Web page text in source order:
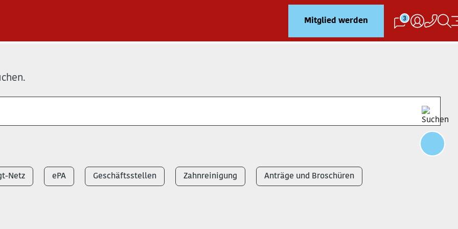
Mitglied werden 3
Netz ePA Geschäftsstellen Zahnreinigung Anträge und Broschüren